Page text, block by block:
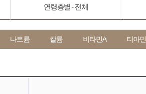
연령층별 - 전체
나트륨 칼륨 비타민A 티아민